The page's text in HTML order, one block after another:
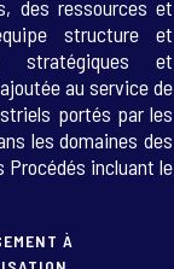
des ressources et
structure et
stratégiques et
au service de
portés par les
les domaines des
Procédés incluant le
À